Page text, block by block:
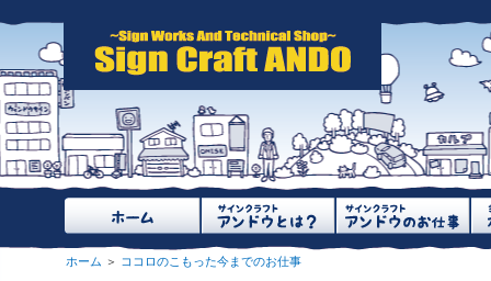
ホーム ＞ ココロのこもった今までのお仕事